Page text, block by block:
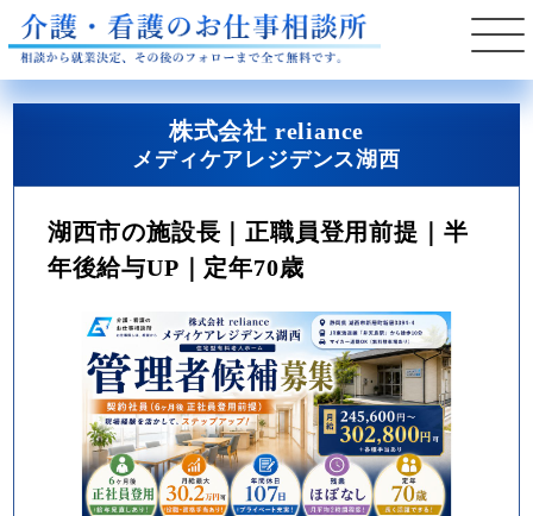
株式会社 reliance
メディケアレジデンス湖西
湖西市の施設長｜正職員登用前提｜半
年後給与UP｜定年70歳